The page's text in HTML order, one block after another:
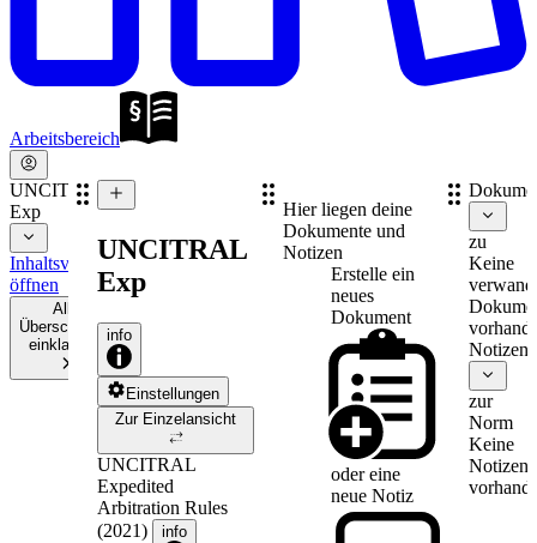
Arbeitsbereich
UNCITRAL
Exp
Inhaltsverzeichnis
öffnen
Alle
Überschriften
einklappen
UNCITRAL
Exp
info
Einstellungen
Zur Einzelansicht
UNCITRAL
Expedited
Arbitration Rules
(2021)
info
Hier liegen deine
Dokumente und
Notizen
Erstelle ein
neues
Dokument
oder eine
neue Notiz
zu
Keine
Notizen
zur
Norm
Keine
Notizen